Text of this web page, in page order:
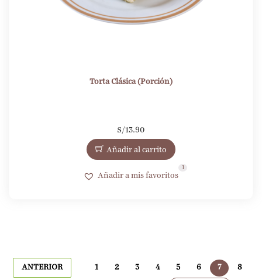
Torta Clásica (Porción)
S/13.90
Añadir al carrito
Añadir a mis favoritos
1
ANTERIOR 1 2 3 4 5 6 7 8